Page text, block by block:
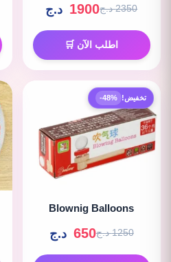
2350 د.ج 1900 د.ج
اطلب الآن 🛒
تخفيض! -48%
Blownig Balloons
1250 د.ج 650 د.ج